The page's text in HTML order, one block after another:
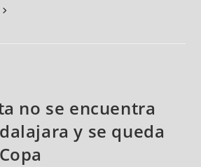
no se encuentra
y se queda